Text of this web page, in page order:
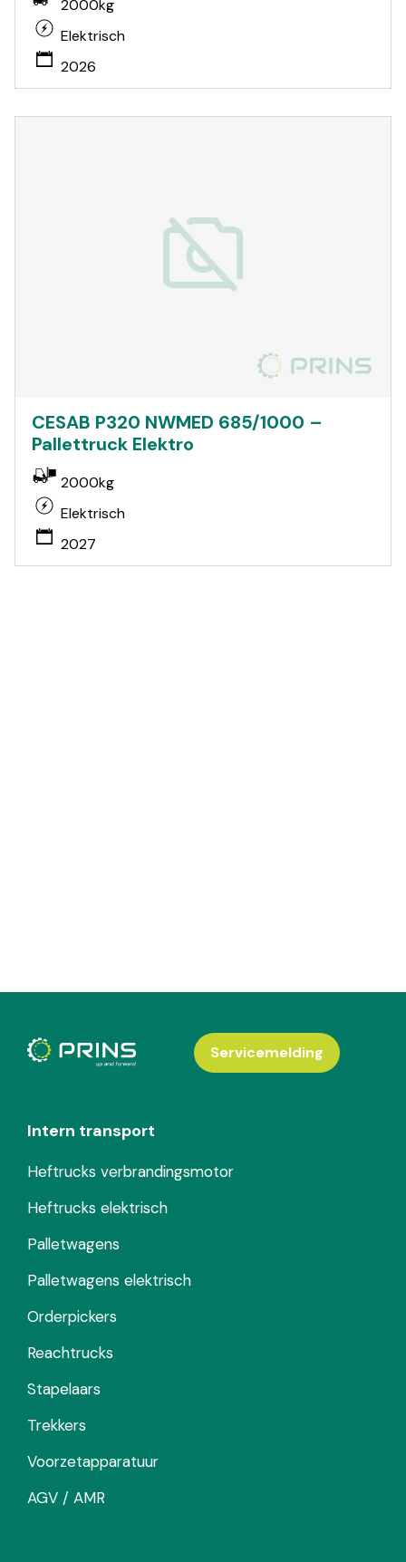
2000kg
Elektrisch
2026
CESAB P320 NWMED 685/1000 –
Pallettruck Elektro
2000kg
Elektrisch
2027
Intern transport
Heftrucks verbrandingsmotor
Heftrucks elektrisch
Palletwagens
Palletwagens elektrisch
Orderpickers
Reachtrucks
Stapelaars
Trekkers
Voorzetapparatuur
AGV / AMR
Servicemelding